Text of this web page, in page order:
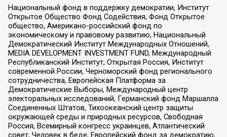
Национальный фонд в поддержку демократии, Институт
Открытое Общество Фонд Содействия, Фонд Открытое
общество, Американо-российский фонд по
экономическому и правовому развитию, Национальный
Демократический Институт Международных Отношений,
MEDIA DEVELOPMENT INVESTMENT FUND, Международный
Республиканский Институт, Открытая Россия, Институт
современной России, Черноморский фонд регионального
сотрудничества, Европейская Платформа за
Демократические Выборы, Международный центр
электоральных исследований, Германский фонд Маршалла
Соединенных Штатов, Тихоокеанский центр защиты
окружающей среды и природных ресурсов, Свободная
Россия, Всемирный конгресс украинцев, Атлантический
совет, Человек в беде, Европейский фонд за демократию,